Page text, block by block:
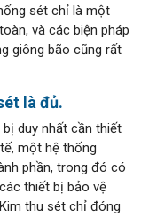
sét chỉ là một
và các biện pháp
giông bão cũng rất
là đủ.
duy nhất cần thiết
một hệ thống
phần, trong đó có
thiết bị bảo vệ
thu sét chỉ đóng